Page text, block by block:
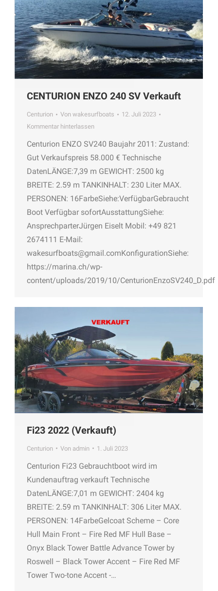
CENTURION ENZO 240 SV Verkauft
Centurion Von wakesurfboats
12. Juli 2023
Kommentar hinterlassen
Centurion ENZO SV240 Baujahr 2011: Zustand:
Gut Verkaufspreis 58.000 € Technische
DatenLÄNGE:7,39 m GEWICHT: 2500 kg
BREITE: 2.59 m TANKINHALT: 230 Liter MAX.
PERSONEN: 16FarbeSiehe:VerfügbarGebraucht
Boot Verfügbar sofortAusstattungSiehe:
AnsprechparterJürgen Eiselt Mobil: +49 821
2674111 E-Mail:
wakesurfboats@gmail.comKonfigurationSiehe:
https://marina.ch/wp-
content/uploads/2019/10/CenturionEnzoSV240_D.pdf
Fi23 2022 (Verkauft)
Centurion Von admin 1. Juli 2023
Centurion Fi23 Gebrauchtboot wird im
Kundenauftrag verkauft Technische
DatenLÄNGE:7,01 m GEWICHT: 2404 kg
BREITE: 2.59 m TANKINHALT: 306 Liter MAX.
PERSONEN: 14FarbeGelcoat Scheme – Core
Hull Main Front – Fire Red MF Hull Base –
Onyx Black Tower Battle Advance Tower by
Roswell – Black Tower Accent – Fire Red MF
Tower Two-tone Accent -…